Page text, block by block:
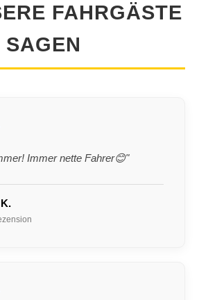
FAHRGÄSTE
SAGEN
Immer nette Fahrer😊"